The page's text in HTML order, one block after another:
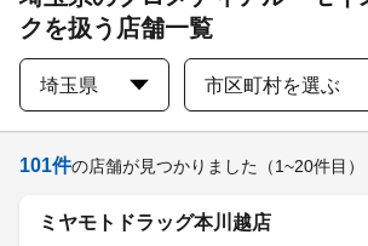
クを扱う店舗一覧
埼玉県 市区町村を選ぶ
101件の店舗が見つかりました （1~20件目）
ミヤモトドラッグ本川越店